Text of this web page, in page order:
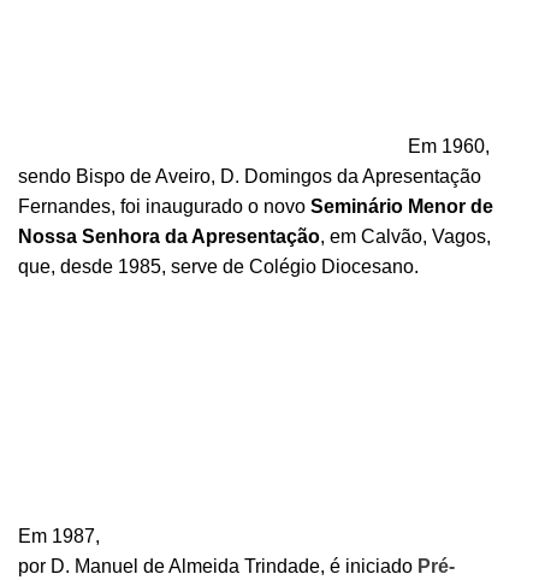
Em 1960,
sendo Bispo de Aveiro, D. Domingos da Apresentação
Fernandes, foi inaugurado o novo Seminário Menor de
Nossa Senhora da Apresentação, em Calvão, Vagos,
que, desde 1985, serve de Colégio Diocesano.
Em 1987,
por D. Manuel de Almeida Trindade, é iniciado Pré-